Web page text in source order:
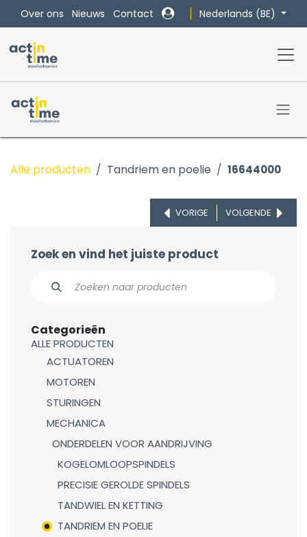
Overslaan naar inhoud
Over ons Nieuws Contact Nederlands (BE)
Alle producten Tandriem en poelie 16644000
VORIGE VOLGENDE
Zoek en vind het juiste product
Categorieën
ALLE PRODUCTEN
ACTUATOREN
MOTOREN
STURINGEN
MECHANICA
ONDERDELEN VOOR AANDRIJVING
KOGELOMLOOPSPINDELS
PRECISIE GEROLDE SPINDELS
TANDWIEL EN KETTING
TANDRIEM EN POELIE